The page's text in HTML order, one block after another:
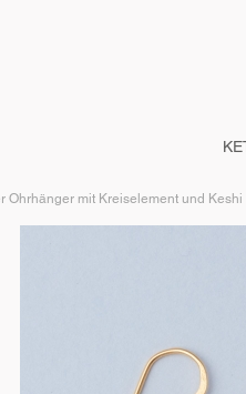
Ohrhänger mit Kreiselement und Keshi